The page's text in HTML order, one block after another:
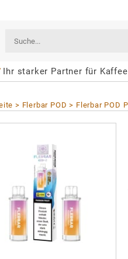
Ihr starker Partner für
Flerbar POD Flerbar POD